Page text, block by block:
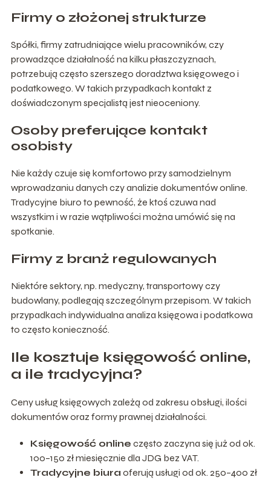
Firmy o złożonej strukturze
Spółki, firmy zatrudniające wielu pracowników, czy
prowadzące działalność na kilku płaszczyznach,
potrzebują często szerszego doradztwa księgowego i
podatkowego. W takich przypadkach kontakt z
doświadczonym specjalistą jest nieoceniony.
Osoby preferujące kontakt
osobisty
Nie każdy czuje się komfortowo przy samodzielnym
wprowadzaniu danych czy analizie dokumentów online.
Tradycyjne biuro to pewność, że ktoś czuwa nad
wszystkim i w razie wątpliwości można umówić się na
spotkanie.
Firmy z branż regulowanych
Niektóre sektory, np. medyczny, transportowy czy
budowlany, podlegają szczególnym przepisom. W takich
przypadkach indywidualna analiza księgowa i podatkowa
to często konieczność.
Ile kosztuje księgowość online,
a ile tradycyjna?
Ceny usług księgowych zależą od zakresu obsługi, ilości
dokumentów oraz formy prawnej działalności.
Księgowość online często zaczyna się już od ok.
100–150 zł miesięcznie dla JDG bez VAT.
Tradycyjne biura oferują usługi od ok. 250–400 zł